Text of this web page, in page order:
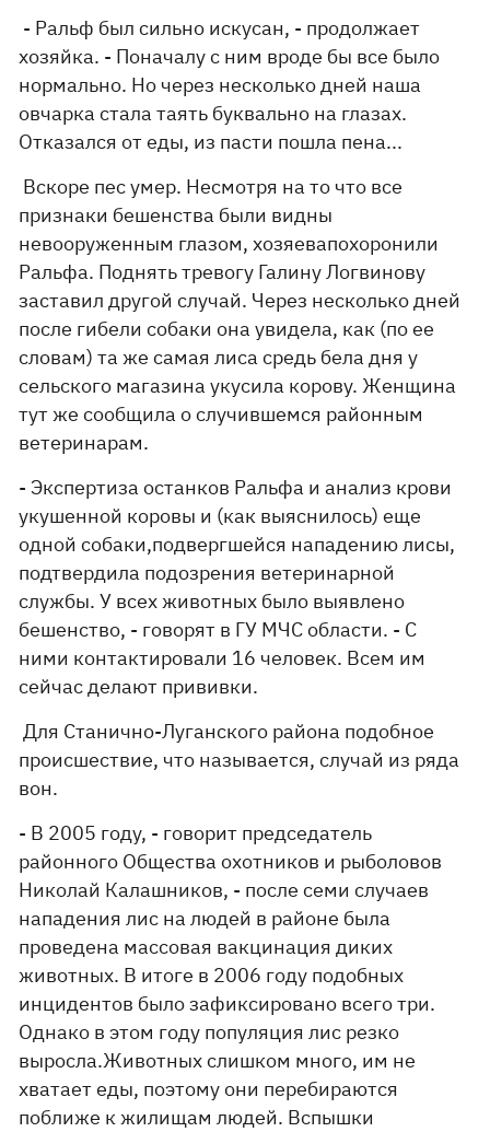
- Ральф был сильно искусан, - продолжает
хозяйка. - Поначалу с ним вроде бы все было
нормально. Но через несколько дней наша
овчарка стала таять буквально на глазах.
Отказался от еды, из пасти пошла пена...
Вскоре пес умер. Несмотря на то что все
признаки бешенства были видны
невооруженным глазом, хозяевапохоронили
Ральфа. Поднять тревогу Галину Логвинову
заставил другой случай. Через несколько дней
после гибели собаки она увидела, как (по ее
словам) та же самая лиса средь бела дня у
сельского магазина укусила корову. Женщина
тут же сообщила о случившемся районным
ветеринарам.
- Экспертиза останков Ральфа и анализ крови
укушенной коровы и (как выяснилось) еще
одной собаки,подвергшейся нападению лисы,
подтвердила подозрения ветеринарной
службы. У всех животных было выявлено
бешенство, - говорят в ГУ МЧС области. - С
ними контактировали 16 человек. Всем им
сейчас делают прививки.
Для Станично-Луганского района подобное
происшествие, что называется, случай из ряда
вон.
- В 2005 году, - говорит председатель
районного Общества охотников и рыболовов
Николай Калашников, - после семи случаев
нападения лис на людей в районе была
проведена массовая вакцинация диких
животных. В итоге в 2006 году подобных
инцидентов было зафиксировано всего три.
Однако в этом году популяция лис резко
выросла.Животных слишком много, им не
хватает еды, поэтому они перебираются
поближе к жилищам людей. Вспышки